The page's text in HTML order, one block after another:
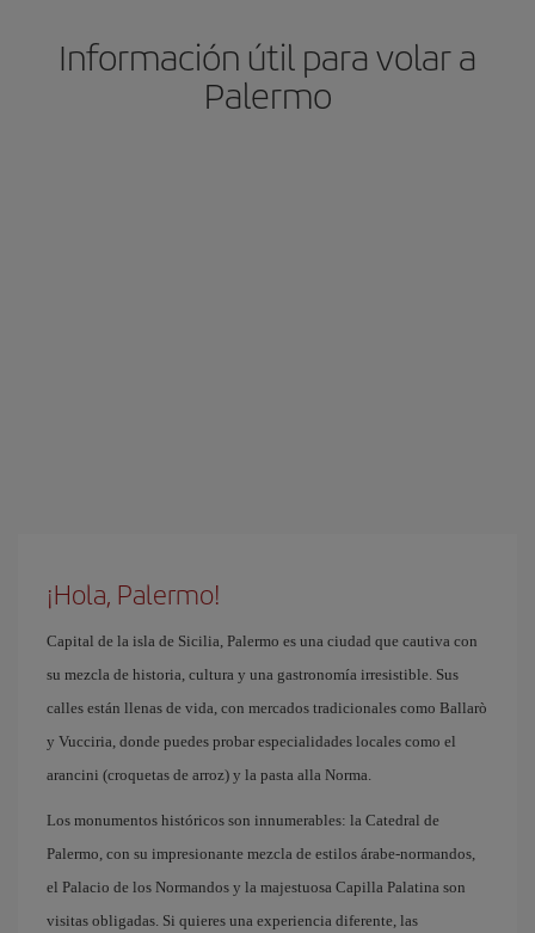
Información útil para volar a
Palermo
¡Hola, Palermo!
Capital de la isla de Sicilia, Palermo es una ciudad que cautiva con
su mezcla de historia, cultura y una gastronomía irresistible. Sus
calles están llenas de vida, con mercados tradicionales como Ballarò
y Vucciria, donde puedes probar especialidades locales como el
arancini (croquetas de arroz) y la pasta alla Norma.
Los monumentos históricos son innumerables: la Catedral de
Palermo, con su impresionante mezcla de estilos árabe-normandos,
el Palacio de los Normandos y la majestuosa Capilla Palatina son
visitas obligadas. Si quieres una experiencia diferente, las